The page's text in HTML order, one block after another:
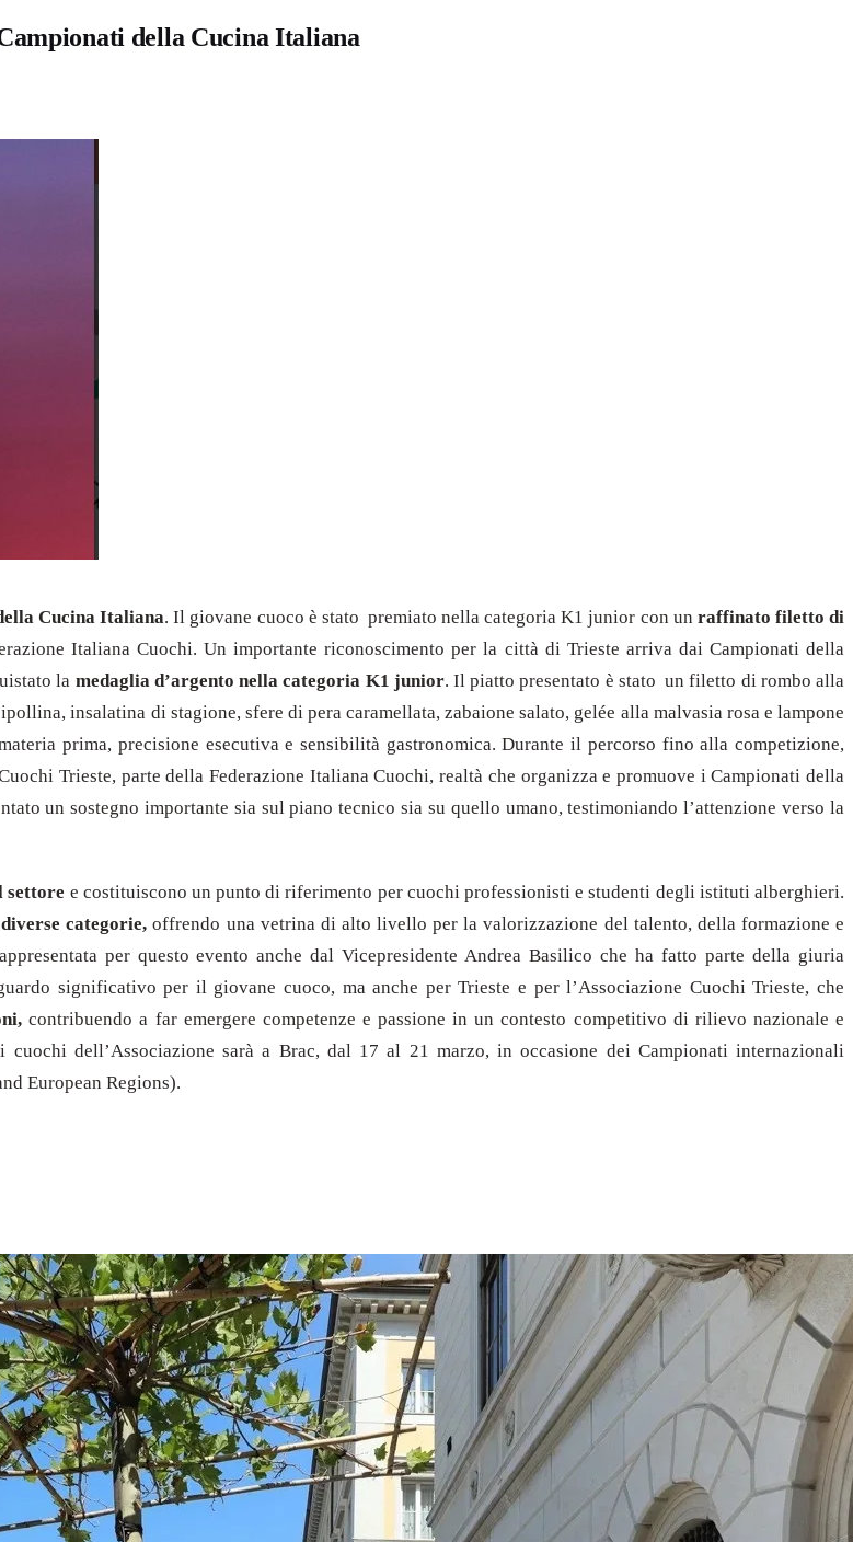
della Cucina Italiana
Cucina Italiana. Il giovane cuoco è stato premiato nella categoria K1 junior con un raffinato filetto di
Italiana Cuochi. Un importante riconoscimento per la città di Trieste arriva dai Campionati della
la medaglia d’argento nella categoria K1 junior. Il piatto presentato è stato un filetto di rombo alla
insalatina di stagione, sfere di pera caramellata, zabaione salato, gelée alla malvasia rosa e lampone
prima, precisione esecutiva e sensibilità gastronomica. Durante il percorso fino alla competizione,
Trieste, parte della Federazione Italiana Cuochi, realtà che organizza e promuove i Campionati della
un sostegno importante sia sul piano tecnico sia su quello umano, testimoniando l’attenzione verso la
settore e costituiscono un punto di riferimento per cuochi professionisti e studenti degli istituti alberghieri.
categorie, offrendo una vetrina di alto livello per la valorizzazione del talento, della formazione e
per questo evento anche dal Vicepresidente Andrea Basilico che ha fatto parte della giuria
significativo per il giovane cuoco, ma anche per Trieste e per l’Associazione Cuochi Trieste, che
contribuendo a far emergere competenze e passione in un contesto competitivo di rilievo nazionale e
dell’Associazione sarà a Brac, dal 17 al 21 marzo, in occasione dei Campionati internazionali
European Regions).